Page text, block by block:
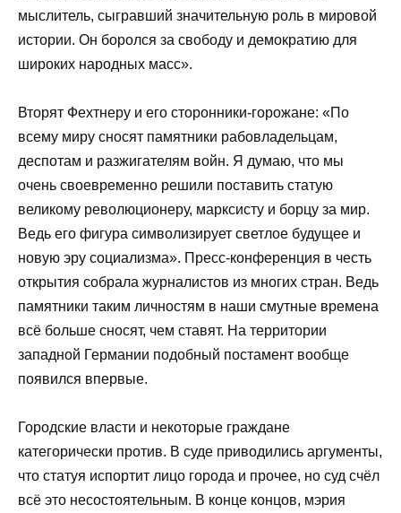
мыслитель, сыгравший значительную роль в мировой
истории. Он боролся за свободу и демократию для
широких народных масс».
Вторят Фехтнеру и его сторонники-горожане: «По
всему миру сносят памятники рабовладельцам,
деспотам и разжигателям войн. Я думаю, что мы
очень своевременно решили поставить статую
великому революционеру, марксисту и борцу за мир.
Ведь его фигура символизирует светлое будущее и
новую эру социализма». Пресс-конференция в честь
открытия собрала журналистов из многих стран. Ведь
памятники таким личностям в наши смутные времена
всё больше сносят, чем ставят. На территории
западной Германии подобный постамент вообще
появился впервые.
Городские власти и некоторые граждане
категорически против. В суде приводились аргументы,
что статуя испортит лицо города и прочее, но суд счёл
всё это несостоятельным. В конце концов, мэрия